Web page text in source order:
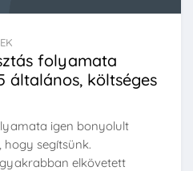
folyamata
általános, költséges
igen bonyolult
hogy segítsünk.
elkövetett